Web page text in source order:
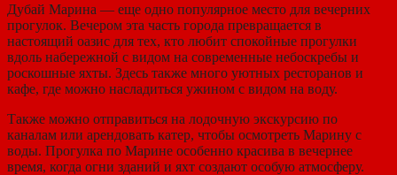
Дубай Марина — еще одно популярное место для вечерних
прогулок. Вечером эта часть города превращается в
настоящий оазис для тех, кто любит спокойные прогулки
вдоль набережной с видом на современные небоскребы и
роскошные яхты. Здесь также много уютных ресторанов и
кафе, где можно насладиться ужином с видом на воду.
Также можно отправиться на лодочную экскурсию по
каналам или арендовать катер, чтобы осмотреть Марину с
воды. Прогулка по Марине особенно красива в вечернее
время, когда огни зданий и яхт создают особую атмосферу.